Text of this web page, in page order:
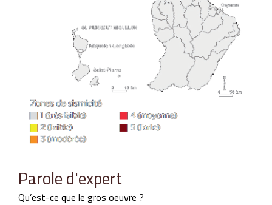
Parole d'expert
Qu’est-ce que le gros oeuvre ?